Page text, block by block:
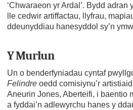
‘Chwaraeon yr Ardal’. Bydd adran
lle cedwir artiffactau, llyfrau,
ddeunyddiau hanesyddol sy’n
Y Murlun
Un o benderfyniadau cyntaf
Felindre oedd comisiynu’r
Aneurin Jones, Aberteifi, i baentio
a fyddai’n adlewyrchu hanes y